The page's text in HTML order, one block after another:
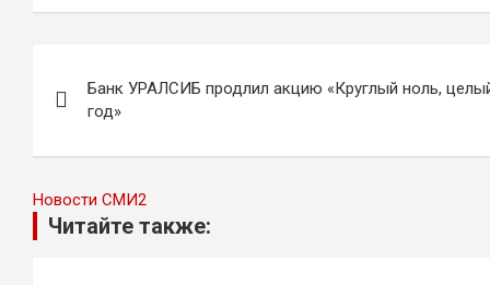
по
записям
Банк УРАЛСИБ продлил акцию «Круглый ноль,
год»
Новости СМИ2
Читайте также: